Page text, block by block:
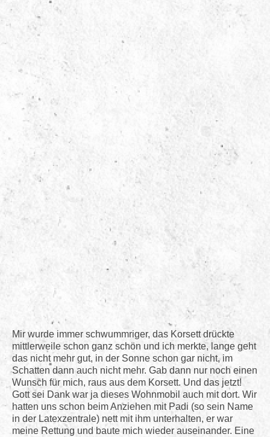
Mir wurde immer schwummriger, das Korsett drückte
mittlerweile schon ganz schön und ich merkte, lange geht
das nicht mehr gut, in der Sonne schon gar nicht, im
Schatten dann auch nicht mehr. Gab dann nur noch einen
Wunsch für mich, raus aus dem Korsett. Und das jetzt!
Gott sei Dank war ja dieses Wohnmobil auch mit dort. Wir
hatten uns schon beim Anziehen mit Padi (so sein Name
in der Latexzentrale) nett mit ihm unterhalten, er war
meine Rettung und baute mich wieder auseinander. Eine